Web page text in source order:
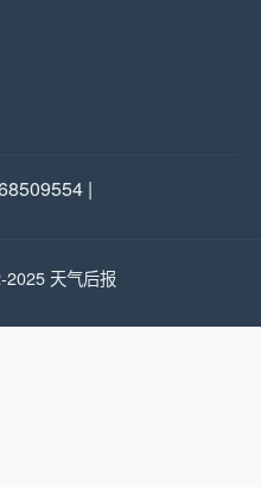
|
天气后报